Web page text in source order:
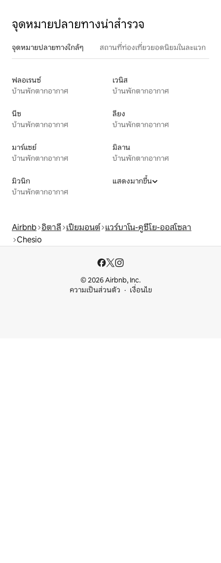
จุดหมายปลายทางน่าสำรวจ
จุดหมายปลายทางใกล้ๆ สถานที่ท่องเที่ยวยอดนิยมในละแวก
ฟลอเรนซ์
บ้านพักตากอากาศ
เวนิส
บ้านพักตากอากาศ
นีซ
บ้านพักตากอากาศ
ลียง
บ้านพักตากอากาศ
มาร์แซย์
บ้านพักตากอากาศ
มิลาน
บ้านพักตากอากาศ
มิวนิก
บ้านพักตากอากาศ
แสดงมากขึ้น
Airbnb อิตาลี เปียมอนต์ แวร์บาโน-คูซีโย-ออสโซลา
Chesio
© 2026 Airbnb, Inc.
ความเป็นส่วนตัว
เงื่อนไข